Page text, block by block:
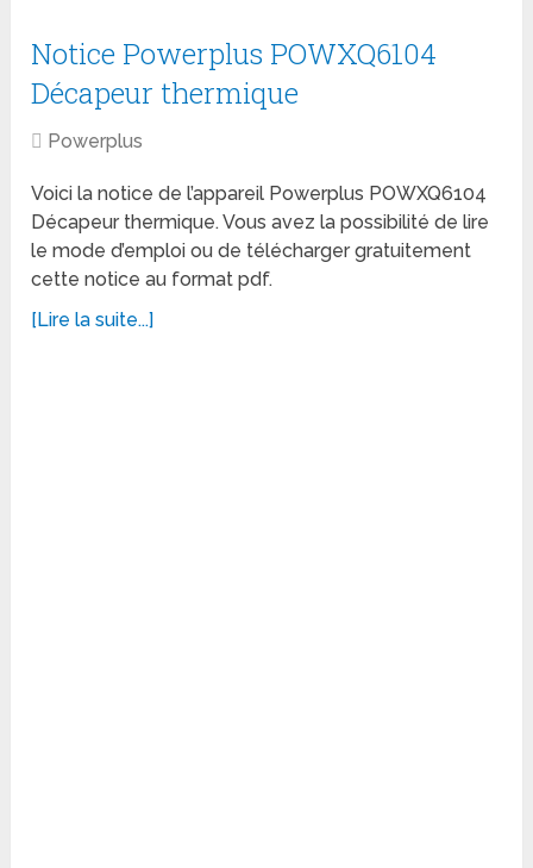
Notice Powerplus POWXQ6104
Décapeur thermique
Powerplus
Voici la notice de l’appareil Powerplus POWXQ6104
Décapeur thermique. Vous avez la possibilité de lire
le mode d’emploi ou de télécharger gratuitement
cette notice au format pdf.
[Lire la suite...]